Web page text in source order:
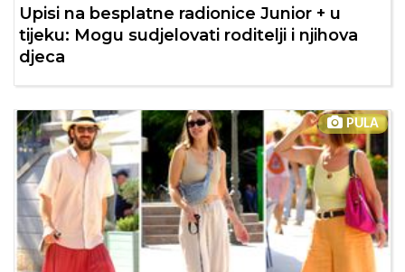
Upisi na besplatne radionice Junior + u
tijeku: Mogu sudjelovati roditelji i njihova
djeca
PULA